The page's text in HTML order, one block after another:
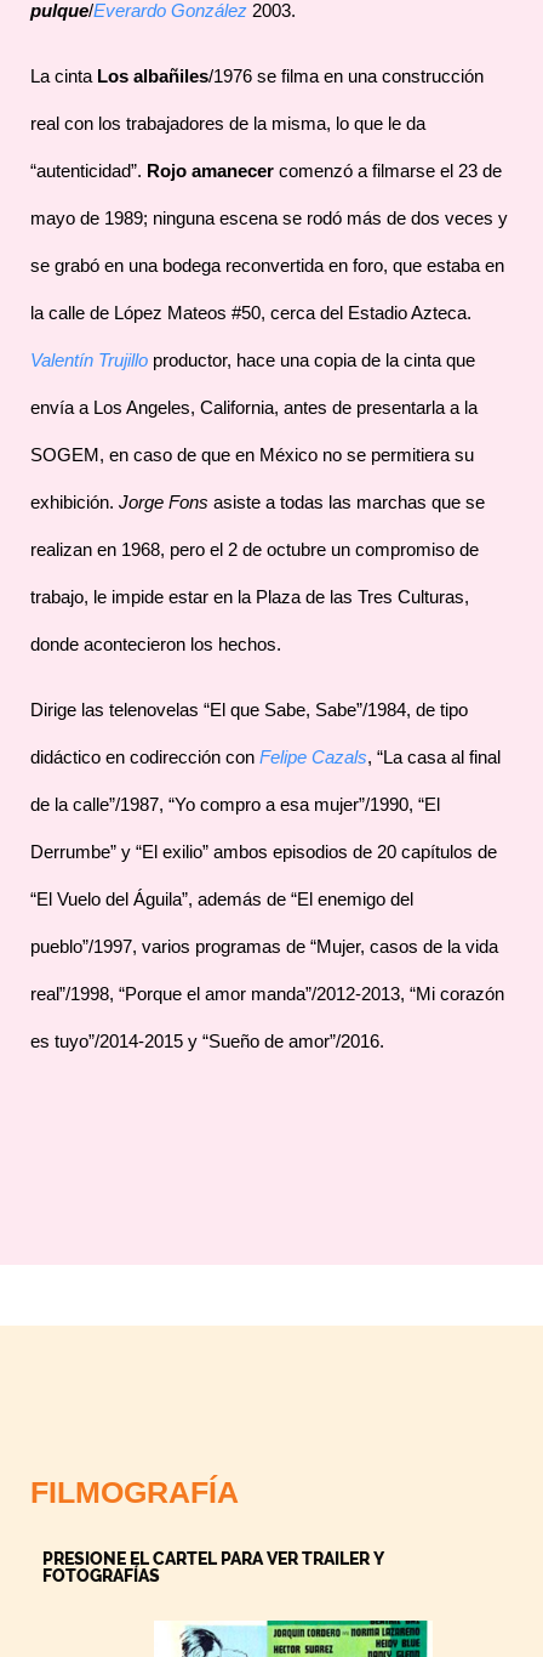
pulque/Everardo González 2003.
La cinta Los albañiles/1976 se filma en una construcción
real con los trabajadores de la misma, lo que le da
“autenticidad”. Rojo amanecer comenzó a filmarse el 23 de
mayo de 1989; ninguna escena se rodó más de dos veces y
se grabó en una bodega reconvertida en foro, que estaba en
la calle de López Mateos #50, cerca del Estadio Azteca.
Valentín Trujillo productor, hace una copia de la cinta que
envía a Los Angeles, California, antes de presentarla a la
SOGEM, en caso de que en México no se permitiera su
exhibición. Jorge Fons asiste a todas las marchas que se
realizan en 1968, pero el 2 de octubre un compromiso de
trabajo, le impide estar en la Plaza de las Tres Culturas,
donde acontecieron los hechos.
Dirige las telenovelas “El que Sabe, Sabe”/1984, de tipo
didáctico en codirección con Felipe Cazals, “La casa al final
de la calle”/1987, “Yo compro a esa mujer”/1990, “El
Derrumbe” y “El exilio” ambos episodios de 20 capítulos de
“El Vuelo del Águila”, además de “El enemigo del
pueblo”/1997, varios programas de “Mujer, casos de la vida
real”/1998, “Porque el amor manda”/2012-2013, “Mi corazón
es tuyo”/2014-2015 y “Sueño de amor”/2016.
FILMOGRAFÍA
PRESIONE EL CARTEL PARA VER TRAILER Y
FOTOGRAFÍAS